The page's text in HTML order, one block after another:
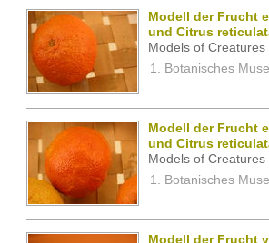
Modell der Frucht
und Citrus
Models of
Botanisches
Modell der Frucht
und Citrus
Models of
Botanisches
Modell der Frucht